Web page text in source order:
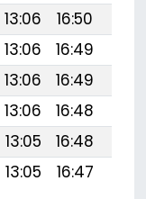
13:06 16:50
13:06 16:49
13:06 16:49
13:06 16:48
13:05 16:48
13:05 16:47